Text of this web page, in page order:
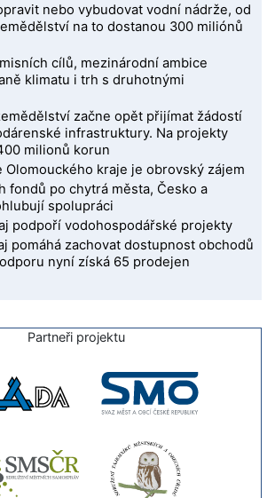
nebo vybudovat vodní nádrže, od
na to dostanou 300 miliónů
cílů, mezinárodní ambice
klimatu i trh s druhotnými
začne opět přijímat žádostí
infrastruktury. Na projekty
milionů korun
Olomouckého kraje je obrovský zájem
fondů po chytrá města, Česko a
spolupráci
podpoří vodohospodářské projekty
pomáhá zachovat dostupnost obchodů
nyní získá 65 prodejen
Partneři projektu